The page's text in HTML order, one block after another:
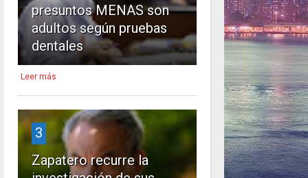
presuntos MENAS son
adultos según pruebas
dentales
Leer más
3
Zapatero recurre la